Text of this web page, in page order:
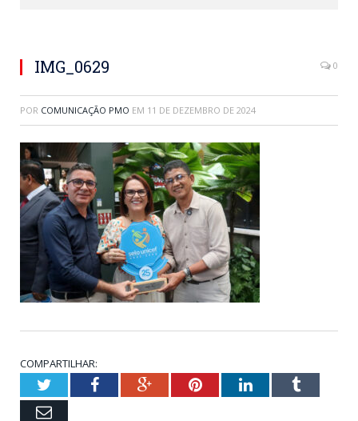
IMG_0629 0
POR COMUNICAÇÃO PMO EM 11 DE DEZEMBRO DE 2024
COMPARTILHAR:
TwitterFacebookGoogle+PinterestLinkedInTumblr
Email